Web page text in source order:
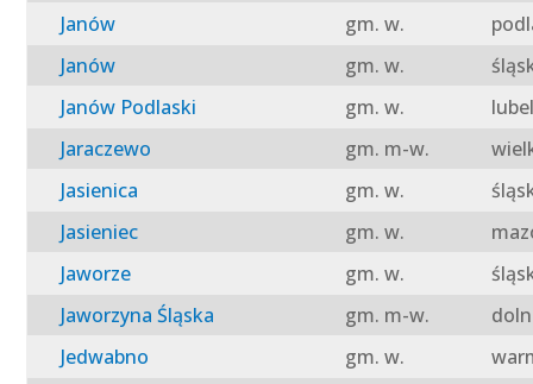
Janów gm. w.
Janów
gm. w.
Janów Podlaski
gm. w.
Jaraczewo
gm. m-w.
Jasienica
gm. w.
Jasieniec
gm. w.
Jaworze
gm. w.
Jaworzyna Śląska
gm. m-w.
Jedwabno
gm. w.